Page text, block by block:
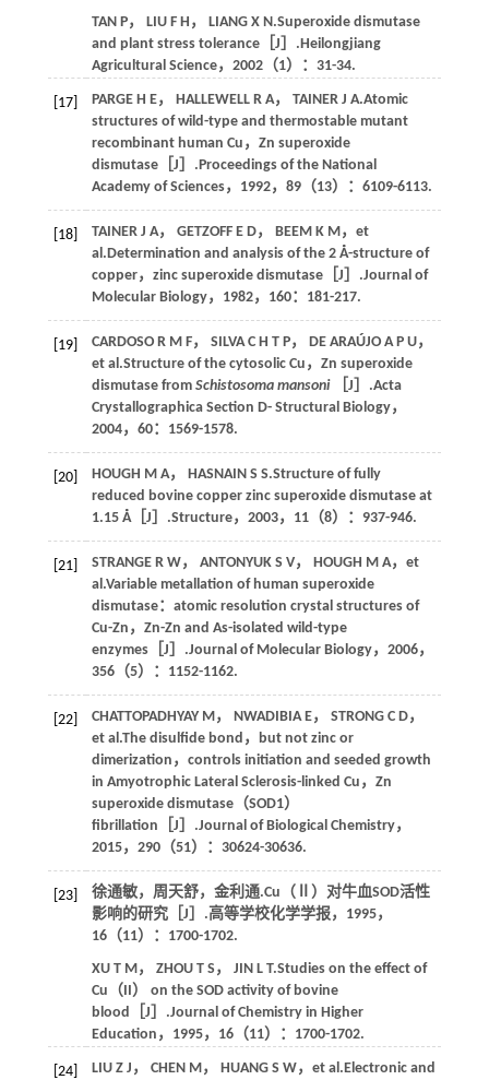
TAN P， LIU F H ， LIANG X N.Superoxide dismutase
and plant stress tolerance［J］.Heilongjiang
Agricultural Science， 2002（1）：31-34.
[17] PARGE H E， HALLEWELL R A， TAINER J A.Atomic
structures of wild-type and thermostable mutant
recombinant human Cu，Zn superoxide
dismutase［J］.Proceedings of the National
Academy of Sciences， 1992， 89（13）：6109-6113.
[18] TAINER J A， GETZOFF E D， BEEM K M， et
al.Determination and analysis of the 2 Å-structure of
copper，zinc superoxide dismutase［J］.Journal of
Molecular Biology， 1982， 160：181-217.
[19] CARDOSO R M F， SILVA C H T P， DE ARAÚJO A P U，
et al.Structure of the cytosolic Cu，Zn superoxide
dismutase from Schistosoma mansoni［J］.Acta
Crystallographica Section D- Structural Biology，
2004， 60：1569-1578.
[20] HOUGH M A， HASNAIN S S.Structure of fully
reduced bovine copper zinc superoxide dismutase at
1.15 Å［J］.Structure， 2003， 11（8）：937-946.
[21] STRANGE R W， ANTONYUK S V， HOUGH M A， et
al.Variable metallation of human superoxide
dismutase：atomic resolution crystal structures of
Cu-Zn，Zn-Zn and As-isolated wild-type
enzymes［J］.Journal of Molecular Biology， 2006，
356（5）：1152-1162.
[22] CHATTOPADHYAY M， NWADIBIA E， STRONG C D，
et al.The disulfide bond，but not zinc or
dimerization，controls initiation and seeded growth
in Amyotrophic Lateral Sclerosis-linked Cu，Zn
superoxide dismutase（SOD1）
fibrillation［J］.Journal of Biological Chemistry，
2015， 290（51）：30624-30636.
[23]
徐通敏，周天舒，金利通.Cu（Ⅱ）对牛血SOD活性
影响的研究［J］.高等学校化学学报， 1995，
16（11）：1700-1702.
XU T M， ZHOU T S ， JIN L T.Studies on the effect of
Cu（II） on the SOD activity of bovine
blood［J］.Journal of Chemistry in Higher
Education ， 1995， 16（11）：1700-1702.
[24] LIU Z J ， CHEN M， HUANG S W， et al.Electronic and